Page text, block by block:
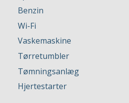
Benzin
Wi-Fi
Vaskemaskine
Tørretumbler
Tømningsanlæg
Hjertestarter